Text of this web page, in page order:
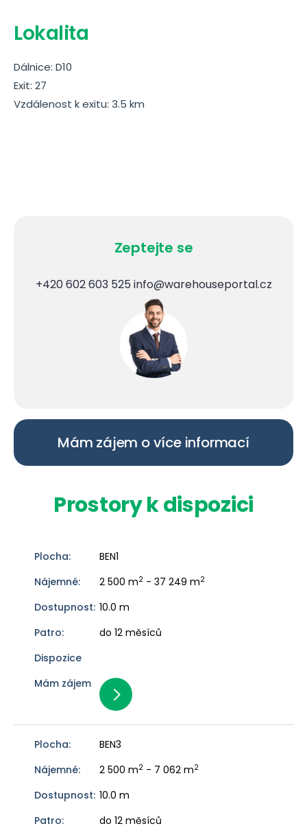
Lokalita
Dálnice: D10
Exit: 27
Vzdálenost k exitu: 3.5 km
Zeptejte se
+420 602 603 525 info@warehouseportal.cz
Mám zájem o více informací
Prostory k dispozici
BEN1
2 500 m2 - 37 249 m2
10.0 m
do 12 měsíců
BEN3
2 500 m2 - 7 062 m2
10.0 m
do 12 měsíců